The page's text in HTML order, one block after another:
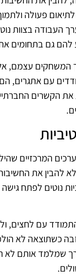
פעולה
העבודה בצוות
גם בתחומים
המשחקים עצמם,
עם אתגרים,
את הקשרים
המרכזיים
להבין את
נוטים לפתח
עם לחצים,
כשתוצאה לא
שמלמד אותם